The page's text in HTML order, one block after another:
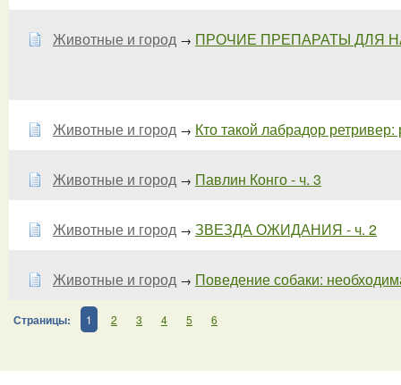
Животные и город → ПРОЧИЕ ПРЕПАРАТЫ ДЛЯ
Животные и город → Кто такой лабрадор
Животные и город → Павлин Конго - ч. 3
Животные и город → ЗВЕЗДА ОЖИДАНИЯ - ч. 2
Животные и город → Поведение собаки:
Страницы: 1 2 3 4 5 6